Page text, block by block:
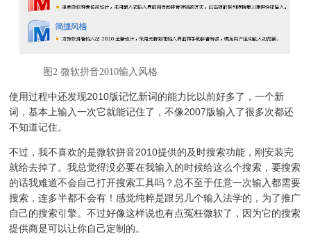
图2 微软拼音2010输入风格
使用过程中还发现2010版记忆新词的能力比以前好多了，一个新
词，基本上输入一次它就能记住了，不像2007版输入了很多次都还
不知道记住。
不过，我不喜欢的是微软拼音2010提供的及时搜索功能，刚安装完
就给去掉了。我总觉得没必要在我输入的时候给这么个搜索，要搜索
的话我难道不会自己打开搜索工具吗？总不至于任意一次输入都需要
搜索，连多半都不会有！感觉纯粹是跟另几个输入法学的，为了推广
自己的搜索引擎。不过好像这样说也有点冤枉微软了，因为它的搜索
提供商是可以让你自己定制的。